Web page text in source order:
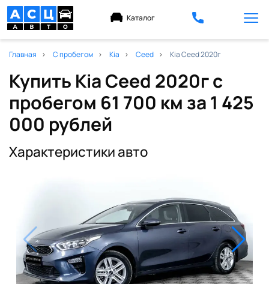
Каталог
Главная С пробегом Kia Ceed Kia Ceed 2020г
Купить Kia Ceed 2020г с
пробегом 61 700 км за 1 425
000 рублей
Характеристики авто